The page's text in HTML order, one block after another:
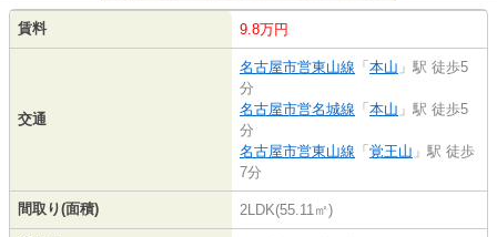
賃料 9.8万円
交通
名古屋市営東山線 「 本山 」駅 徒歩5
分
名古屋市営名城線 「 本山 」駅 徒歩5
分
名古屋市営東山線 「 覚王山 」駅 徒歩
7分
間取り(面積) 2LDK(55.11㎡)